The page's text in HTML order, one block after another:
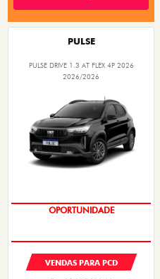
PULSE
PULSE DRIVE 1.3 AT FLEX 4P 2026
2026/2026
OPORTUNIDADE
VENDAS PARA PCD